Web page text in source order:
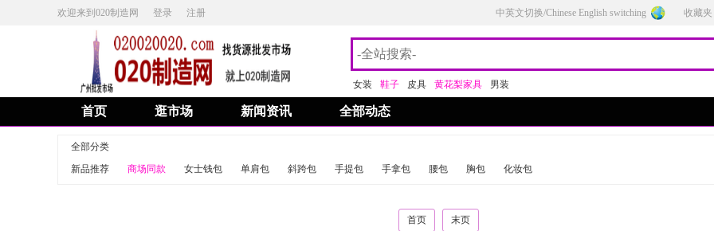
欢迎来到020制造网 登录 注册 中英文切换/Chinese English switching 收藏夹
女装 鞋子 皮具 黄花梨家具 男装
首页 逛市场 新闻资讯 全部动态
全部分类
新品推荐
商场同款 女士钱包 单肩包 斜跨包 手提包 手拿包 腰包 胸包 化妆包
首页 末页